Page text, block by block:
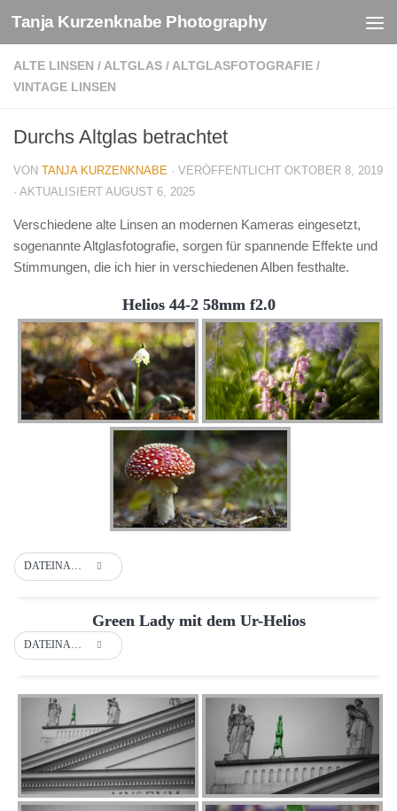
Zum Inhalt springen
Tanja Kurzenknabe Photography
ALTE LINSEN / ALTGLAS / ALTGLASFOTOGRAFIE /
VINTAGE LINSEN
Durchs Altglas betrachtet
VON TANJA KURZENKNABE · VERÖFFENTLICHT OKTOBER 8, 2019
· AKTUALISIERT AUGUST 6, 2025
Verschiedene alte Linsen an modernen Kameras eingesetzt,
sogenannte Altglasfotografie, sorgen für spannende Effekte und
Stimmungen, die ich hier in verschiedenen Alben festhalte.
Helios 44-2 58mm f2.0
Green Lady mit dem Ur-Helios